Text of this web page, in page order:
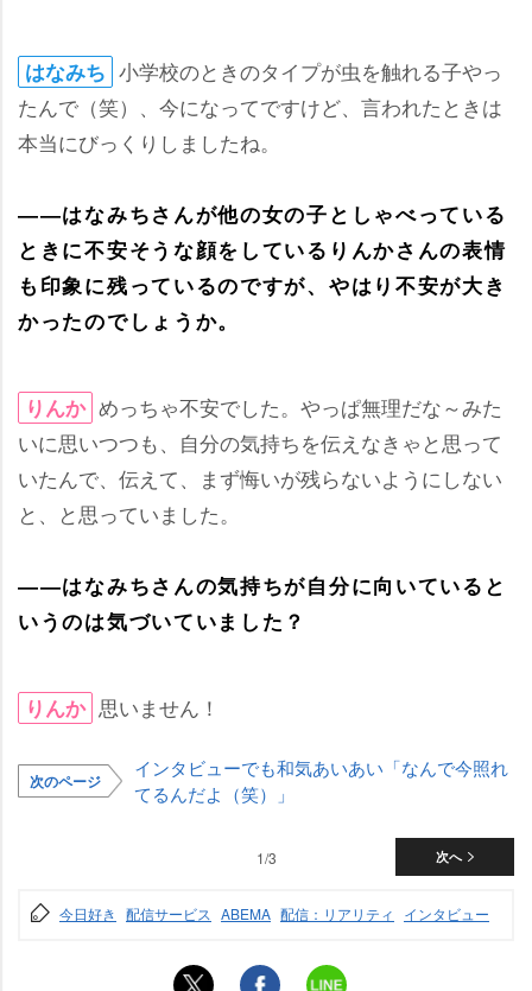
はなみち 小学校のときのタイプが虫を触れる子やっ
たんで（笑）、今になってですけど、言われたときは
本当にびっくりしましたね。
――はなみちさんが他の女の子としゃべっている
ときに不安そうな顔をしているりんかさんの表情
も印象に残っているのですが、やはり不安が大き
かったのでしょうか。
りんか めっちゃ不安でした。やっぱ無理だな～みた
いに思いつつも、自分の気持ちを伝えなきゃと思って
いたんで、伝えて、まず悔いが残らないようにしない
と、と思っていました。
――はなみちさんの気持ちが自分に向いていると
いうのは気づいていました？
りんか 思いません！
次のページ
インタビューでも和気あいあい「なんで今照れ
てるんだよ（笑）」
次へ
1/3
今日好き 配信サービス ABEMA 配信：リアリティ インタビュー